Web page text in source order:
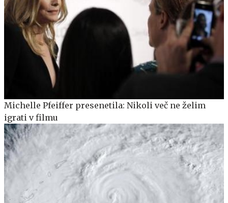
Michelle Pfeiffer presenetila: Nikoli več ne želim
igrati v filmu